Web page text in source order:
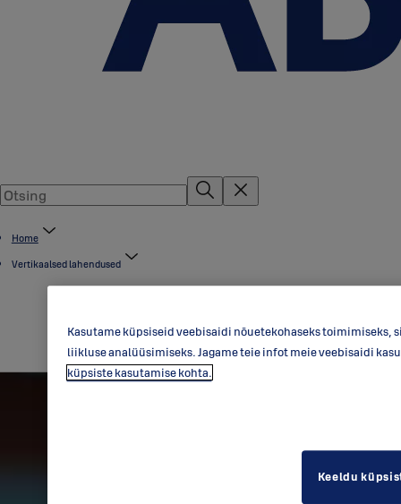
Home
Vertikaalsed lahendused
Kasutame küpsiseid veebisaidi nõuetekohaseks
liikluse analüüsimiseks. Jagame teie infot meie veebisaidi
küpsiste kasutamise kohta.
Keeldu